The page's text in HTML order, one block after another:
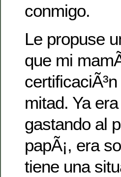
conmigo.
Le propuse
que mi
mitad. Ya
gastando al
papÃ¡, era
tiene una